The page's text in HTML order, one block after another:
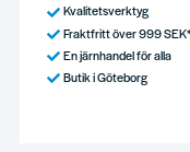
Kvalitetsverktyg
Fraktfritt över 999 SEK*
En järnhandel för alla
Butik i Göteborg